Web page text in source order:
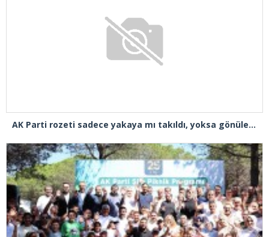
AK Parti rozeti sadece yakaya mı takıldı, yoksa gönüle takılmadı mı?